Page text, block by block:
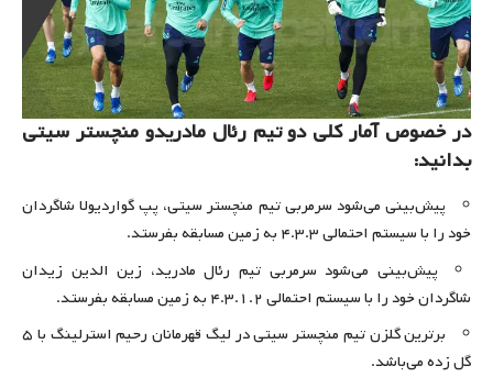
در خصوص آمار کلی دو تیم رئال مادریدو منچستر سیتی
بدانید:
پیش‌بینی می‌شود سرمربی تیم منچستر سیتی، پپ گواردیولا شاگردان
خود را با سیستم احتمالی ۴.۳.۳ به زمین مسابقه بفرستد.
پیش‌بینی می‌شود سرمربی تیم رئال مادرید، زین الدین زیدان
شاگردان خود را با سیستم احتمالی ۴.۳.۱.۲ به زمین مسابقه بفرستد.
برترین گلزن تیم منچستر سیتی در لیگ قهرمانان رحیم استرلینگ با ۵
گل زده می‌باشد.